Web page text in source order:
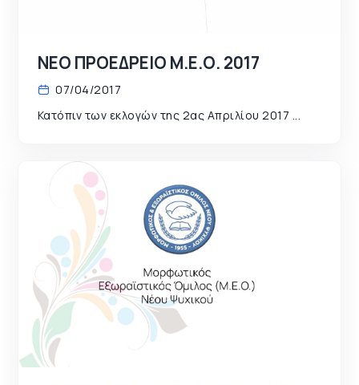
ΝΕΟ ΠΡΟΕΔΡΕΙΟ Μ.Ε.Ο. 2017
07/04/2017
Κατόπιν των εκλογών της 2ας Απριλίου 2017 ...